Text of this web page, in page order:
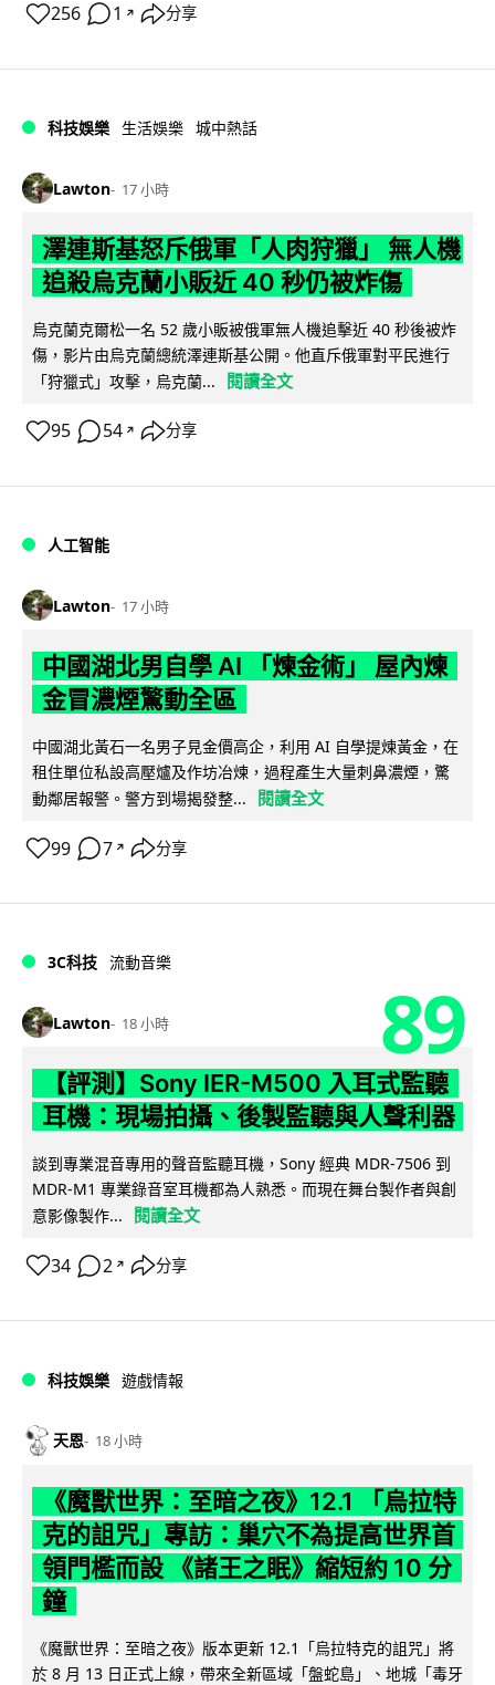
256 1 ↗ 分享
科技娛樂 生活娛樂 城中熱話
Lawton 17 小時
澤連斯基怒斥俄軍「人肉狩獵」 無人機
追殺烏克蘭小販近 40 秒仍被炸傷
烏克蘭克爾松一名 52 歲小販被俄軍無人機追擊近 40 秒後被炸
傷，影片由烏克蘭總統澤連斯基公開。他直斥俄軍對平民進行
「狩獵式」攻擊，烏克蘭...
閱讀全文
95 54 ↗ 分享
人工智能
Lawton 17 小時
中國湖北男自學 AI 「煉金術」 屋內煉
金冒濃煙驚動全區
中國湖北黃石一名男子見金價高企，利用 AI 自學提煉黃金，在
租住單位私設高壓爐及作坊冶煉，過程產生大量刺鼻濃煙，驚
動鄰居報警。警方到場揭發整...
閱讀全文
99 7 ↗ 分享
3C科技 流動音樂
Lawton 18 小時 89
【評測】Sony IER-M500 入耳式監聽
耳機：現場拍攝、後製監聽與人聲利器
談到專業混音專用的聲音監聽耳機，Sony 經典 MDR-7506 到
MDR-M1 專業錄音室耳機都為人熟悉。而現在舞台製作者與創
意影像製作...
閱讀全文
34 2 ↗ 分享
科技娛樂 遊戲情報
天恩 18 小時
《魔獸世界：至暗之夜》12.1 「烏拉特
克的詛咒」專訪：巢穴不為提高世界首
領門檻而設 《諸王之眠》縮短約 10 分
鐘
《魔獸世界：至暗之夜》版本更新 12.1「烏拉特克的詛咒」將
於 8 月 13 日正式上線，帶來全新區域「盤蛇島」、地城「毒牙